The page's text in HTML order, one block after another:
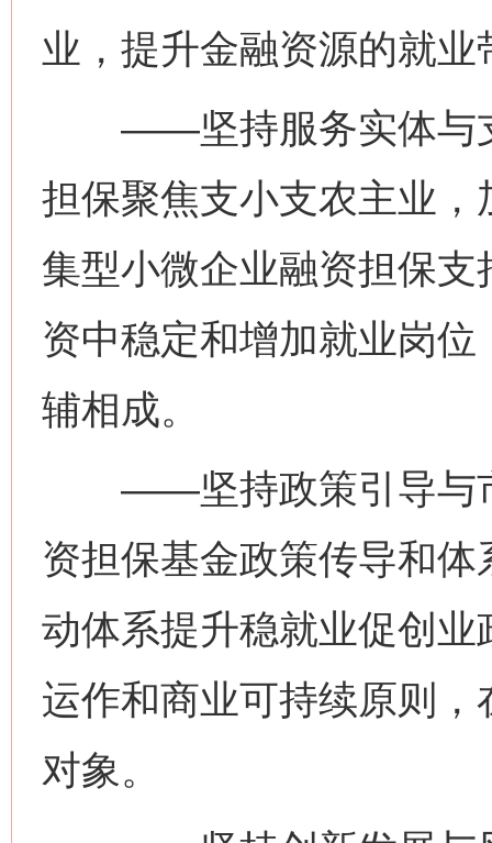
业，提升金融资源的就
——坚持服务实体与支
担保聚焦支小支农主业
集型小微企业融资担保
资中稳定和增加就业岗
辅相成。
——坚持政策引导与市
资担保基金政策传导和
动体系提升稳就业促创
运作和商业可持续原则
对象。